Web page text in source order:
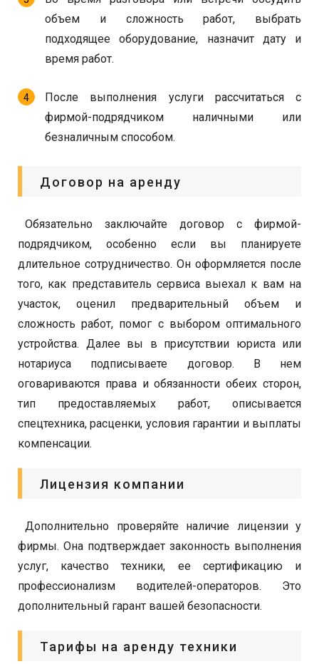
объем и сложность работ, выбрать
подходящее оборудование, назначит дату и
время работ.
После выполнения услуги рассчитаться с
фирмой-подрядчиком наличными или
безналичным способом.
Договор на аренду
Обязательно заключайте договор с фирмой-
подрядчиком, особенно если вы планируете
длительное сотрудничество. Он оформляется после
того, как представитель сервиса выехал к вам на
участок, оценил предварительный объем и
сложность работ, помог с выбором оптимального
устройства. Далее вы в присутствии юриста или
нотариуса подписываете договор. В нем
оговариваются права и обязанности обеих сторон,
тип предоставляемых работ, описывается
спецтехника, расценки, условия гарантии и выплаты
компенсации.
Лицензия компании
Дополнительно проверяйте наличие лицензии у
фирмы. Она подтверждает законность выполнения
услуг, качество техники, ее сертификацию и
профессионализм водителей-операторов. Это
дополнительный гарант вашей безопасности.
Тарифы на аренду техники